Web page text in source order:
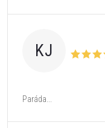
KJ
Paráda...